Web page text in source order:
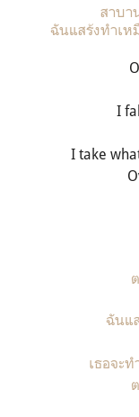
สาบา
ฉันแสร้งทำเห
I
I take
ฉันแ
เธอจะ